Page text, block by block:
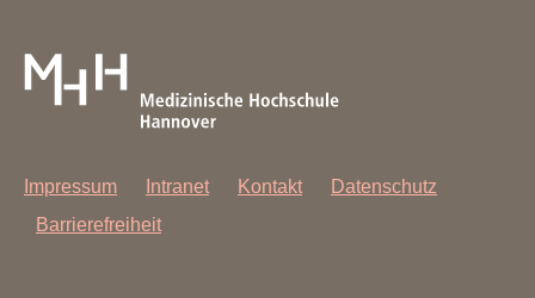
Impressum Intranet Kontakt
Datenschutz
Barrierefreiheit